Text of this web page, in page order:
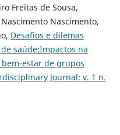
Freitas de Sousa,
Nascimento,
Desafios e dilemas
saúde:Impactos na
estar de grupos
Journal: v. 1 n.